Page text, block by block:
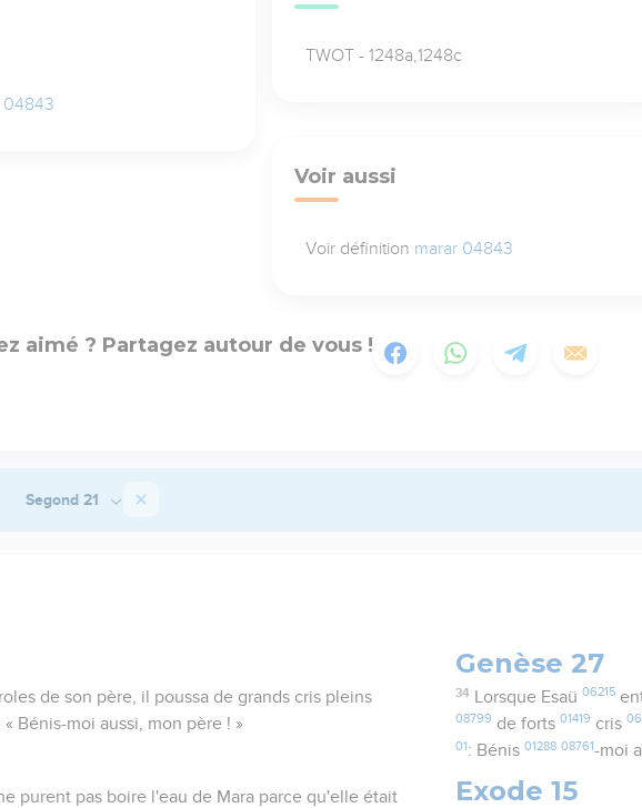
04843
TWOT - 1248a,1248c
Voir aussi
Voir définition marar 04843
aimé ? Partagez autour de vous !
Segond 21
de son père, il poussa de grands cris pleins
Bénis-moi aussi, mon père ! »
purent pas boire l'eau de Mara parce qu'elle était
Genèse 27
34 Lorsque Esaü 06215
08799 de forts01419 cris
01 : Bénis01288 08761 -moi
Exode 15